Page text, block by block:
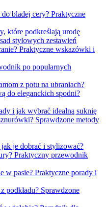
bladej cery? Praktyczne
które podkreślają urodę
stylowych zestawień
Praktyczne wskazówki i
po popularnych
z potu na ubraniach?
do eleganckich spodni?
i jak wybrać idealną suknię
Sprawdzone metody
je dobrać i stylizować?
Praktyczny przewodnik
w pasie? Praktyczne porady i
podkładu? Sprawdzone